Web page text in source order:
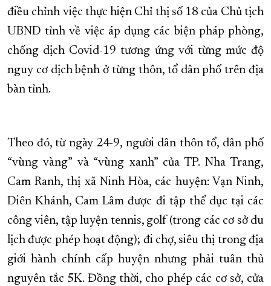
TÀU - XE - MÁY BAY
KỶ NIỆM 370 NĂM XÂY DỰNG VÀ PHÁT TRIỂN TỈNH KHÁNH HÒA
KHOẢNH KHẮC ĐẸP XỨ TRẦM
XÂY DỰNG KHÁNH HÒA TRỞ THÀNH THÀNH PHỐ TRỰC THUỘC
ĐẠI HỘI ĐẢNG CÁC CẤP
điều chỉnh việc thực hiện Chỉ thị số 18 của Chủ tịch
UBND tỉnh về việc áp dụng các biện pháp phòng,
chống dịch Covid-19 tương ứng với từng mức độ
nguy cơ dịch bệnh ở từng thôn, tổ dân phố trên địa
bàn tỉnh.
Theo đó, từ ngày 24-9, người dân thôn tổ, dân phố
“vùng vàng” và “vùng xanh” của TP. Nha Trang,
Cam Ranh, thị xã Ninh Hòa, các huyện: Vạn Ninh,
Diên Khánh, Cam Lâm được đi tập thể dục tại các
công viên, tập luyện tennis, golf (trong các cơ sở du
lịch được phép hoạt động); đi chợ, siêu thị trong địa
giới hành chính cấp huyện nhưng phải tuân thủ
nguyên tắc 5K. Đồng thời, cho phép các cơ sở, cửa